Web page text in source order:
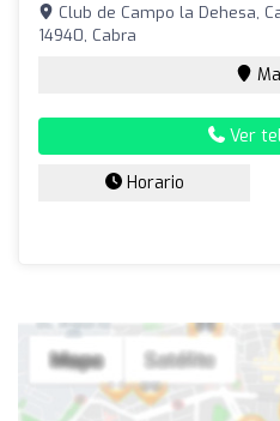
Club de Campo la Dehesa,
14940, Cabra
Ver
Horario